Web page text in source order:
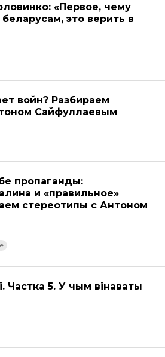
«Первое, чему
это верить в
войн? Разбираем
Сайфуллаевым
пропаганды:
и «правильное»
стереотипы с Антоном
Частка 5. У чым вінаваты